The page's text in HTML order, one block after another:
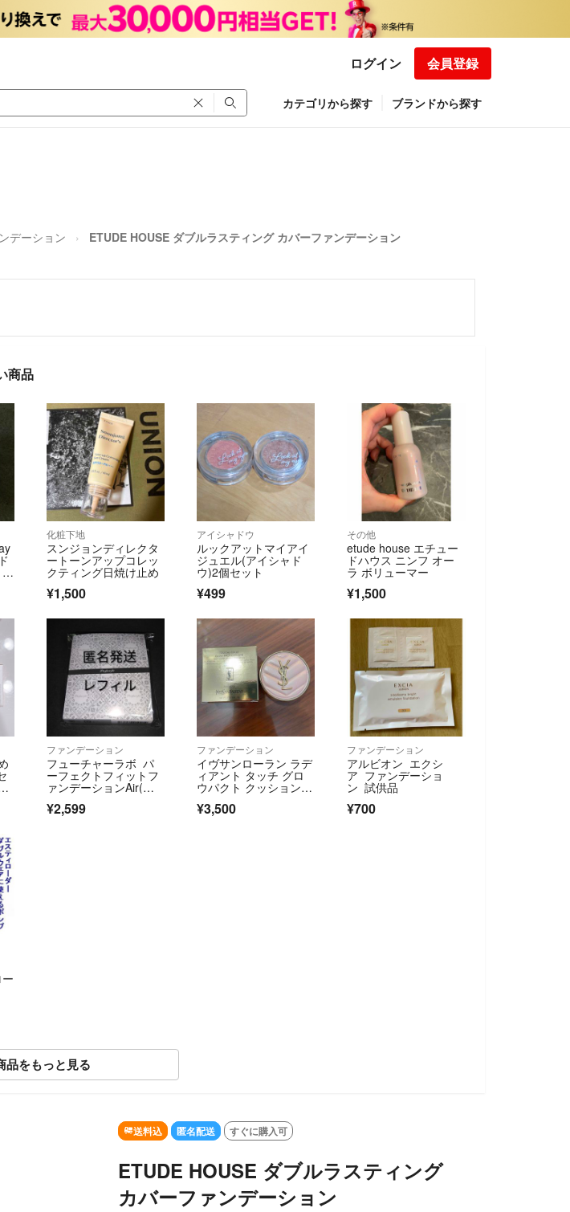
ログイン 会員登録
カテゴリから探す ブランドから探す
デーション ETUDE HOUSE ダブルラスティング カバーファンデーション
商品
化粧下地
スンジョンディレクタ
ートーンアップコレッ
クティング日焼け止め
¥1,500
アイシャドウ
ルックアットマイアイ
ジュエル(アイシャド
ウ)2個セット
¥499
その他
etude house エチュー
ドハウス ニンフ オー
ラ ボリューマー
¥1,500
ファンデーション
フューチャーラボ パ
ーフェクトフィットフ
ァンデーションAir(レ
ュレ
¥2,599
ファンデーション
イヴサンローラン ラデ
ィアント タッチ グロ
ウパクト クッション B
¥3,500
ファンデーション
アルビオン エクシ
ア ファンデーショ
ン 試供品
¥700
品をもっと見る
SOLD OUT
送料込 匿名配送 すぐに購入可
ETUDE HOUSE ダブルラスティング
カバーファンデーション